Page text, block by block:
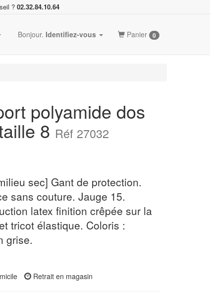
? 02.32.84.10.64
Bonjour. Identifiez-vous Panier 0
polyamide dos
8 Réf 27032
sec] Gant de protection.
sans couture. Jauge 15.
latex finition crêpée sur la
tricot élastique. Coloris :
grise.
Retrait en magasin